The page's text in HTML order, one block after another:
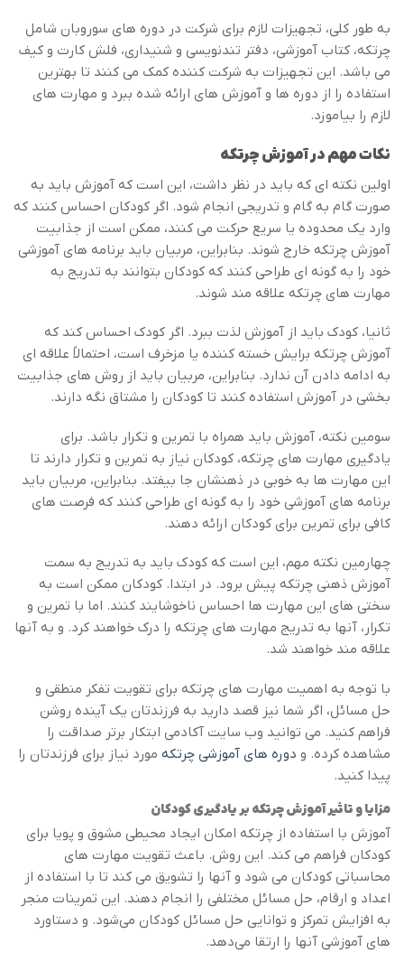
به طور کلی، تجهیزات لازم برای شرکت در دوره های سوروبان شامل
چرتکه، کتاب آموزشی، دفتر تندنویسی و شنیداری، فلش کارت و کیف
می باشد. این تجهیزات به شرکت کننده کمک می کنند تا بهترین
استفاده را از دوره ها و آموزش های ارائه شده ببرد و مهارت های
لازم را بیاموزد.
نکات مهم در آموزش چرتکه
اولین نکته ای که باید در نظر داشت، این است که آموزش باید به
صورت گام به گام و تدریجی انجام شود. اگر کودکان احساس کنند که
وارد یک محدوده یا سریع حرکت می کنند، ممکن است از جذابیت
آموزش چرتکه خارج شوند. بنابراین، مربیان باید برنامه های آموزشی
خود را به گونه ای طراحی کنند که کودکان بتوانند به تدریج به
مهارت های چرتکه علاقه مند شوند.
ثانیا، کودک باید از آموزش لذت ببرد. اگر کودک احساس کند که
آموزش چرتکه برایش خسته کننده یا مزخرف است، احتمالاً علاقه ای
به ادامه دادن آن ندارد. بنابراین، مربیان باید از روش های جذابیت
بخشی در آموزش استفاده کنند تا کودکان را مشتاق نگه دارند.
سومین نکته، آموزش باید همراه با تمرین و تکرار باشد. برای
یادگیری مهارت های چرتکه، کودکان نیاز به تمرین و تکرار دارند تا
این مهارت ها به خوبی در ذهنشان جا بیفتد. بنابراین، مربیان باید
برنامه های آموزشی خود را به گونه ای طراحی کنند که فرصت های
کافی برای تمرین برای کودکان ارائه دهند.
چهارمین نکته مهم، این است که کودک باید به تدریج به سمت
آموزش ذهنی چرتکه پیش برود. در ابتدا. کودکان ممکن است به
سختی های این مهارت ها احساس ناخوشایند کنند. اما با تمرین و
تکرار، آنها به تدریج مهارت های چرتکه را درک خواهند کرد. و به آنها
علاقه مند خواهند شد.
با توجه به اهمیت مهارت های چرتکه برای تقویت تفکر منطقی و
حل مسائل، اگر شما نیز قصد دارید به فرزندتان یک آینده روشن
فراهم کنید. می توانید وب سایت آکادمی ابتکار برتر صداقت را
مشاهده کرده. و دوره های آموزشی چرتکه مورد نیاز برای فرزندتان را
پیدا کنید.
مزایا و تاثیر آموزش چرتکه بر یادگیری کودکان
آموزش با استفاده از چرتکه امکان ایجاد محیطی مشوق و پویا برای
کودکان فراهم می کند. این روش. باعث تقویت مهارت های
محاسباتی کودکان می شود و آنها را تشویق می کند تا با استفاده از
اعداد و ارقام، حل مسائل مختلفی را انجام دهند. این تمرینات منجر
به افزایش تمرکز و توانایی حل مسائل کودکان می‌شود. و دستاورد
های آموزشی آنها را ارتقا می‌دهد.